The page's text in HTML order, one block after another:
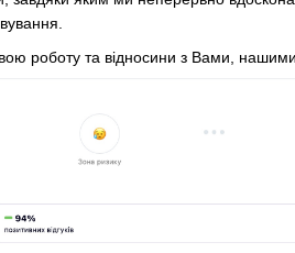
роботу та відносини з Вами,